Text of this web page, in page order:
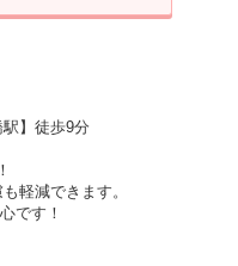
】徒歩9分
軽減できます。
です！